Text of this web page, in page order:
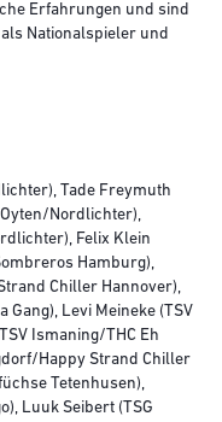
Erfahrungen und sind
Nationalspieler und
Tade Freymuth
Nordlichter),
Felix Klein
Hamburg),
Chiller Hannover),
Gang), Levi Meineke (TSV
Ismaning/THC Eh
Happy Strand Chiller
Tetenhusen),
Luuk Seibert (TSG